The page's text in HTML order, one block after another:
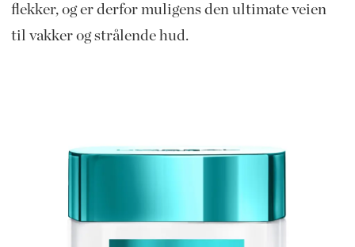
flekker, og er derfor muligens den ultimate veien
til vakker og strålende hud.